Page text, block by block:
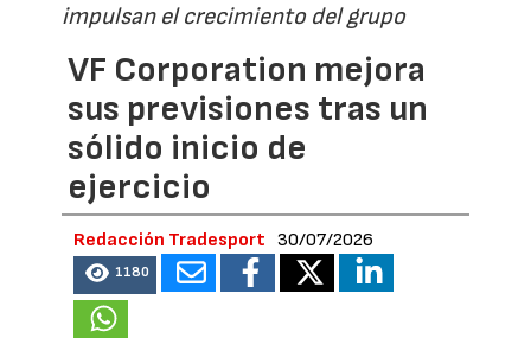
impulsan el crecimiento del grupo
VF Corporation mejora
sus previsiones tras un
sólido inicio de
ejercicio
Redacción Tradesport 30/07/2026
1180